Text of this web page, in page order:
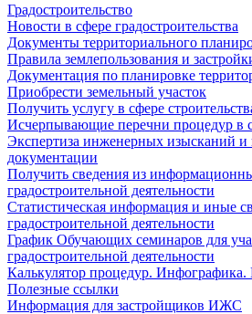
Градостроительство
Новости в сфере градостроительства
Документы территориального
Правила землепользования и
Документация по планировке
Приобрести земельный участок
Получить услугу в сфере
Исчерпывающие перечни процедур в
Экспертиза инженерных изысканий и
документации
Получить сведения из
градостроительной деятельности
Статистическая информация и иные
градостроительной деятельности
График Обучающих семинаров для
градостроительной деятельности
Калькулятор процедур.
Полезные ссылки
Информация для застройщиков ИЖС